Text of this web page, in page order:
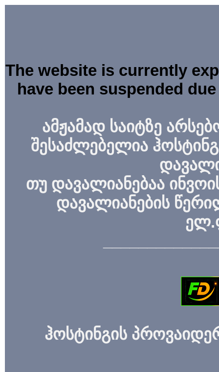
The website is currently
have been suspended
ამჟამად საიტზე
შესაძლებელია
თუ დავალიანებაა
დავალიანების
ჰოსტინგის